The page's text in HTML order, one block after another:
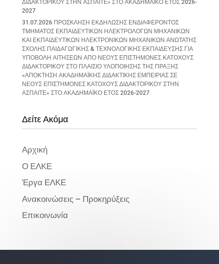
ΔΙΔΑΚΤΟΡΙΚΟΥ ΣΤΗΝ ΑΣΠΑΙΤΕ» ΣΤΟ ΑΚΑΔΗΜΑΪΚΟ ΕΤΟΣ 2026-
2027
31.07.2026 ΠΡΟΣΚΛΗΣΗ ΕΚΔΗΛΩΣΗΣ ΕΝΔΙΑΦΕΡΟΝΤΟΣ
ΤΜΗΜΑΤΟΣ ΕΚΠΑΙΔΕΥΤΙΚΩΝ ΗΛΕΚΤΡΟΛΟΓΩΝ ΜΗΧΑΝΙΚΩΝ
ΚΑΙ ΕΚΠΑΙΔΕΥΤΙΚΩΝ ΗΛΕΚΤΡΟΝΙΚΩΝ ΜΗΧΑΝΙΚΩΝ ΑΝΩΤΑΤΗΣ
ΣΧΟΛΗΣ ΠΑΙΔΑΓΩΓΙΚΗΣ & ΤΕΧΝΟΛΟΓΙΚΗΣ ΕΚΠΑΙΔΕΥΣΗΣ ΓΙΑ
ΥΠΟΒΟΛΗ ΑΙΤΗΣΕΩΝ ΑΠΟ ΝΕΟΥΣ ΕΠΙΣΤΗΜΟΝΕΣ ΚΑΤΟΧΟΥΣ
ΔΙΔΑΚΤΟΡΙΚΟΥ ΣΤΟ ΠΛΑΙΣΙΟ ΥΛΟΠΟΙΗΣΗΣ ΤΗΣ ΠΡΑΞΗΣ
«ΑΠΟΚΤΗΣΗ ΑΚΑΔΗΜΑΪΚΗΣ ΔΙΔΑΚΤΙΚΗΣ ΕΜΠΕΙΡΙΑΣ ΣΕ
ΝΕΟΥΣ ΕΠΙΣΤΗΜΟΝΕΣ ΚΑΤΟΧΟΥΣ ΔΙΔΑΚΤΟΡΙΚΟΥ ΣΤΗΝ
ΑΣΠΑΙΤΕ» ΣΤΟ ΑΚΑΔΗΜΑΪΚΟ ΕΤΟΣ 2026-2027
Δείτε Ακόμα
Αρχική
Ο ΕΛΚΕ
Έργα ΕΛΚΕ
Ανακοινώσεις – Προκηρύξεις
Επικοινωνία